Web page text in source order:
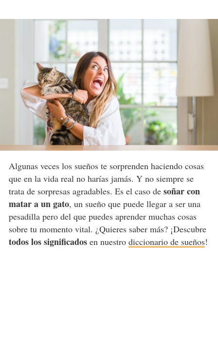
Algunas veces los sueños te sorprenden haciendo cosas
que en la vida real no harías jamás. Y no siempre se
trata de sorpresas agradables. Es el caso de soñar con
matar a un gato, un sueño que puede llegar a ser una
pesadilla pero del que puedes aprender muchas cosas
sobre tu momento vital. ¿Quieres saber más? ¡Descubre
todos los significadosen nuestro diccionario de sueños!